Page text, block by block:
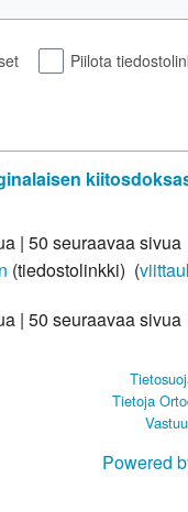
Piilota
| 50 seuraavaa
(tiedostolinkki) ‎ (
| 50 seuraavaa
Tietoja
Powered